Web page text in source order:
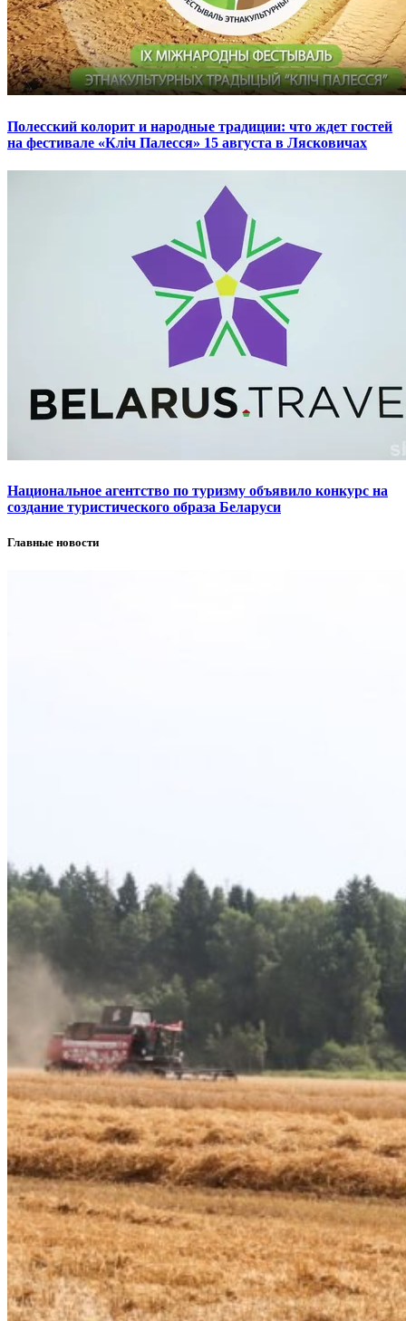
Полесский колорит и народные традиции: что ждет гостей
на фестивале «Кліч Палесся» 15 августа в Лясковичах
Национальное агентство по туризму объявило конкурс на
создание туристического образа Беларуси
Главные новости